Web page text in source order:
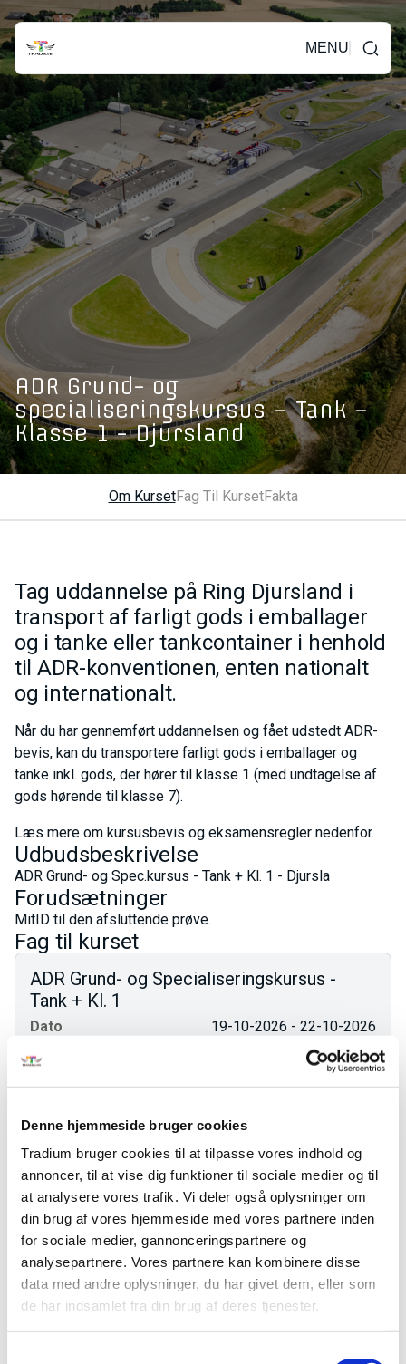
Denne hjemmeside bruger cookies
Tradium bruger cookies til at tilpasse vores indhold og
annoncer, til at vise dig funktioner til sociale medier og til
at analysere vores trafik. Vi deler også oplysninger om
din brug af vores hjemmeside med vores partnere inden
for sociale medier, gannonceringspartnere og
analysepartnere. Vores partnere kan kombinere disse
data med andre oplysninger, du har givet dem, eller som
de har indsamlet fra din brug af deres tjenester.
MENU
ADR Grund- og
specialiseringskursus – Tank –
Klasse 1 - Djursland
Om KursetFag Til KursetFakta
Tag uddannelse på Ring Djursland i
transport af farligt gods i emballager
og i tanke eller tankcontainer i henhold
til ADR-konventionen, enten nationalt
og internationalt.
Når du har gennemført uddannelsen og fået udstedt ADR-
bevis, kan du transportere farligt gods i emballager og
tanke inkl. gods, der hører til klasse 1 (med undtagelse af
gods hørende til klasse 7).
Læs mere om kursusbevis og eksamensregler nedenfor.
Udbudsbeskrivelse
ADR Grund- og Spec.kursus - Tank + Kl. 1 - Djursla
Forudsætninger
MitID til den afsluttende prøve.
Fag til kurset
ADR Grund- og Specialiseringskursus -
Tank + Kl. 1
Dato
19-10-2026 - 22-10-2026
47696
Pris:
1.177,20 kr.
Varighed
4,4 dage
ADR Grund- og Specialiseringskursus -
Tank + Kl. 1
Dato
23-10-2026 - 23-10-2026
Fagkode
47696
Pris:
1.177,20 kr.
Varighed
1 dag
Fakta